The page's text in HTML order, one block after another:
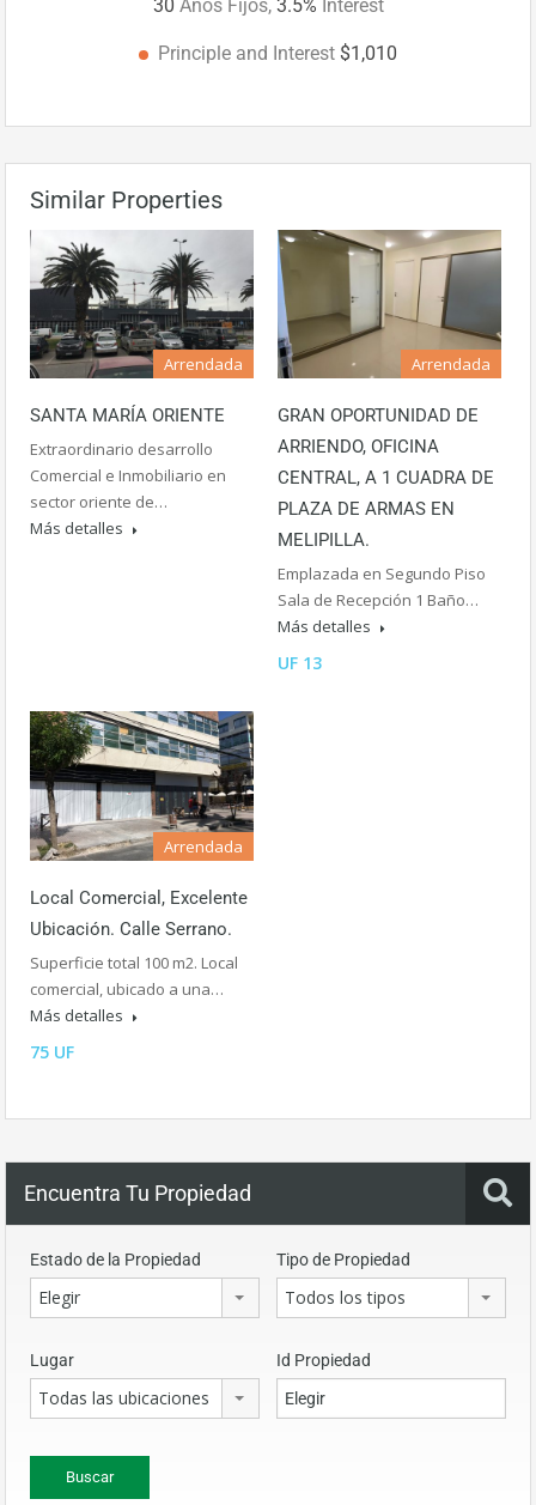
30 Años Fijos, 3.5% Interest
Principle and Interest $1,010
Similar Properties
Arrendada
SANTA MARÍA ORIENTE
Extraordinario desarrollo
Comercial e Inmobiliario en
sector oriente de…
Más detalles
Arrendada
GRAN OPORTUNIDAD DE
ARRIENDO, OFICINA
CENTRAL, A 1 CUADRA DE
PLAZA DE ARMAS EN
MELIPILLA.
Emplazada en Segundo Piso
Sala de Recepción 1 Baño…
Más detalles
UF 13
Arrendada
Local Comercial, Excelente
Ubicación. Calle Serrano.
Superficie total 100 m2. Local
comercial, ubicado a una…
Más detalles
75 UF
Encuentra Tu Propiedad
Estado de la Propiedad
Elegir
Tipo de Propiedad
Todos los tipos
Lugar
Todas las ubicaciones
Id Propiedad